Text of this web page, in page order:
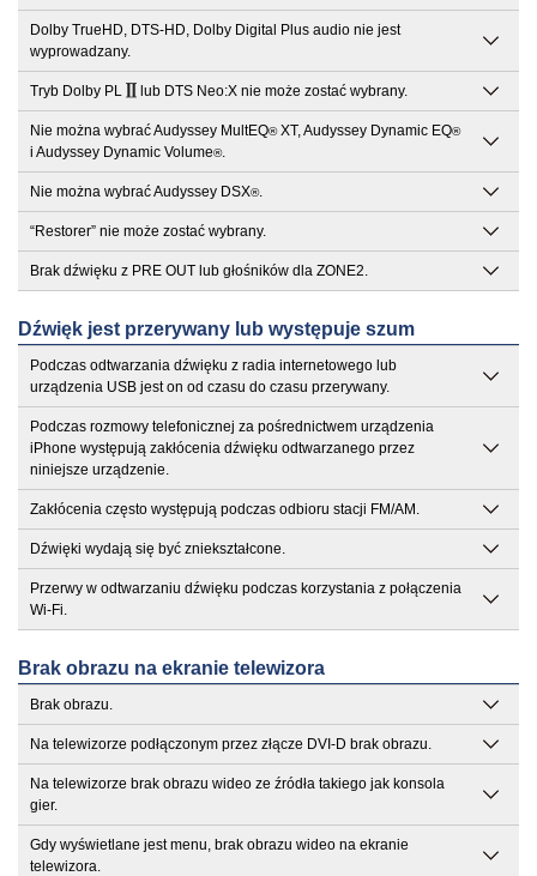
Dolby TrueHD, DTS-HD, Dolby Digital Plus audio nie jest
wyprowadzany.
Tryb Dolby PL lub DTS Neo:X nie może zostać wybrany.
Nie można wybrać Audyssey MultEQ®XT, Audyssey Dynamic EQ®
i Audyssey Dynamic Volume®.
Nie można wybrać Audyssey DSX®.
“Restorer” nie może zostać wybrany.
Brak dźwięku z PRE OUT lub głośników dla ZONE2.
Dźwięk jest przerywany lub występuje szum
Podczas odtwarzania dźwięku z radia internetowego lub
urządzenia USB jest on od czasu do czasu przerywany.
Podczas rozmowy telefonicznej za pośrednictwem urządzenia
iPhone występują zakłócenia dźwięku odtwarzanego przez
niniejsze urządzenie.
Zakłócenia często występują podczas odbioru stacji FM/AM.
Dźwięki wydają się być zniekształcone.
Przerwy w odtwarzaniu dźwięku podczas korzystania z połączenia
Wi-Fi.
Brak obrazu na ekranie telewizora
Brak obrazu.
Na telewizorze podłączonym przez złącze DVI-D brak obrazu.
Na telewizorze brak obrazu wideo ze źródła takiego jak konsola
gier.
Gdy wyświetlane jest menu, brak obrazu wideo na ekranie
telewizora.